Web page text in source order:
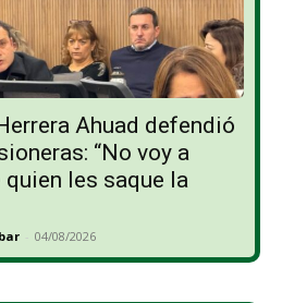
Ahuad defendió
“No voy a
les saque la
- 04/08/2026